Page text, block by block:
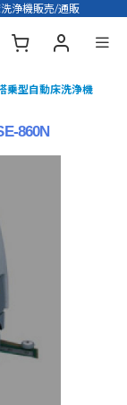
浄機販売/通販
乗型自動床洗浄機
860N